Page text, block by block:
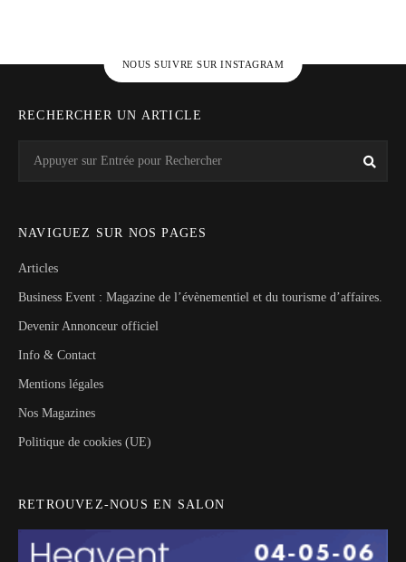
NOUS SUIVRE SUR INSTAGRAM
RECHERCHER UN ARTICLE
for:
NAVIGUEZ SUR NOS PAGES
Articles
Business Event : Magazine de l’évènementiel et du tourisme d’affaires.
Devenir Annonceur officiel
Info & Contact
Mentions légales
Nos Magazines
Politique de cookies (UE)
RETROUVEZ-NOUS EN SALON